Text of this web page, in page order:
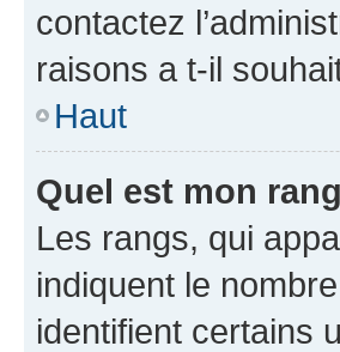
contactez
raisons a t-il
Haut
Quel est mon
Les rangs, qui
indiquent le
identifient certains